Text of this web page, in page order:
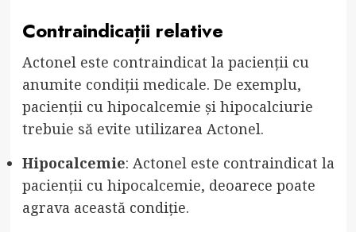
Contraindicații relative
Actonel este contraindicat la pacienții cu
anumite condiții medicale. De exemplu,
pacienții cu hipocalcemie și hipocalciurie
trebuie să evite utilizarea Actonel.
Hipocalcemie: Actonel este contraindicat la
pacienții cu hipocalcemie, deoarece poate
agrava această condiție.